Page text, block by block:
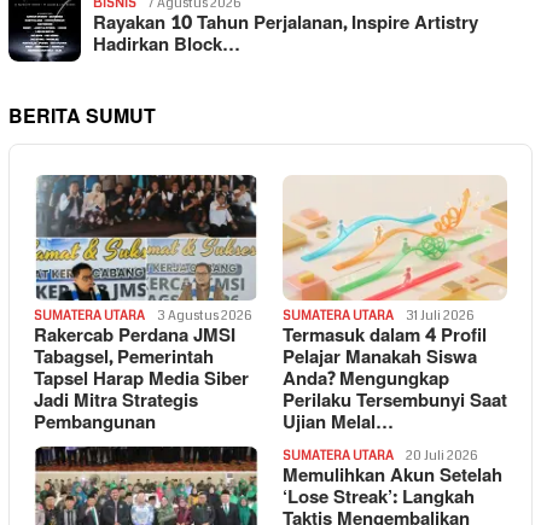
Rayakan 10 Tahun Perjalanan, Inspire Artistry
Hadirkan Block…
BERITA SUMUT
SUMATERA UTARA 3 Agustus 2026
Rakercab Perdana JMSI
Tabagsel, Pemerintah
Tapsel Harap Media Siber
Jadi Mitra Strategis
Pembangunan
SUMATERA UTARA 31 Juli 2026
Termasuk dalam 4 Profil
Pelajar Manakah Siswa
Anda? Mengungkap
Perilaku Tersembunyi Saat
Ujian Melal…
SUMATERA UTARA 20 Juli 2026
Memulihkan Akun Setelah
‘Lose Streak’: Langkah